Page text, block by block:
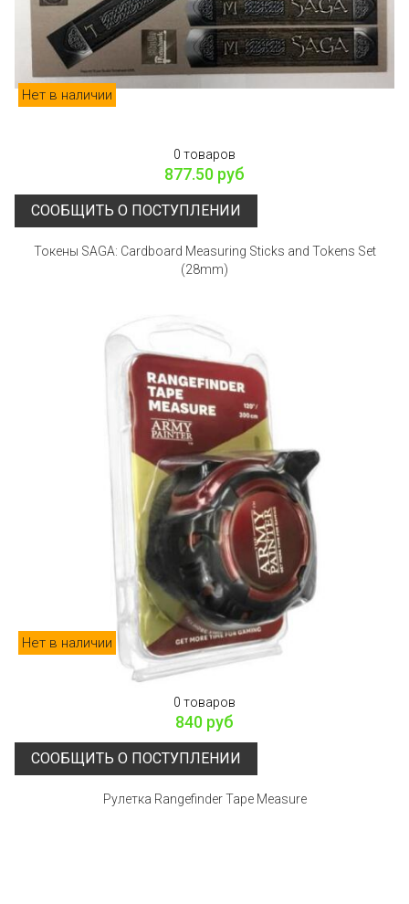
Нет в наличии
0 товаров
877.50 руб
СООБЩИТЬ О ПОСТУПЛЕНИИ
Токены SAGA: Cardboard Measuring Sticks and Tokens Set
(28mm)
Нет в наличии
0 товаров
840 руб
СООБЩИТЬ О ПОСТУПЛЕНИИ
Рулетка Rangefinder Tape Measure